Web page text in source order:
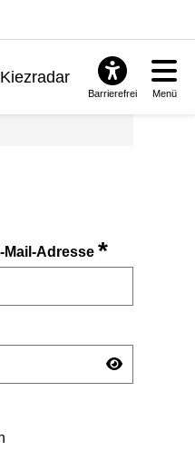
Kiezradar
Barrierefrei Menü
Mail-Adresse*